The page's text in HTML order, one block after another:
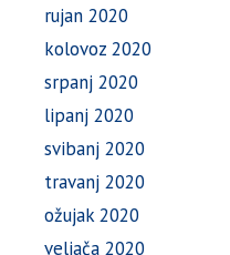
rujan 2020
kolovoz 2020
srpanj 2020
lipanj 2020
svibanj 2020
travanj 2020
ožujak 2020
veljača 2020